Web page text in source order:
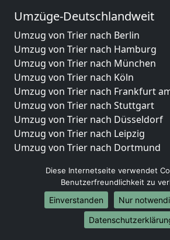
Umzüge-Deutschlandweit
Umzug von Trier nach Berlin
Umzug von Trier nach Hamburg
Umzug von Trier nach München
Umzug von Trier nach Köln
Umzug von Trier nach Frankfurt
Umzug von Trier nach Stuttgart
Umzug von Trier nach Düsseldorf
Umzug von Trier nach Leipzig
Umzug von Trier nach Dortmund
Umzug von Trier nach Bremen
Umzug von Trier nach Dresden
Umzug von Trier nach Hannover
Umzug von Trier nach Nürnberg
Umzug von Trier nach Duisburg
Diese Internetseite verwendet
Benutzerfreundlichkeit zu
Einverstanden
Nur